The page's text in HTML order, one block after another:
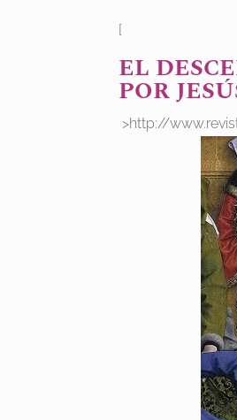
[
EL
POR
>http://